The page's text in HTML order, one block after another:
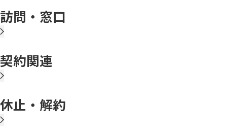
訪問・窓口
契約関連
休止・解約